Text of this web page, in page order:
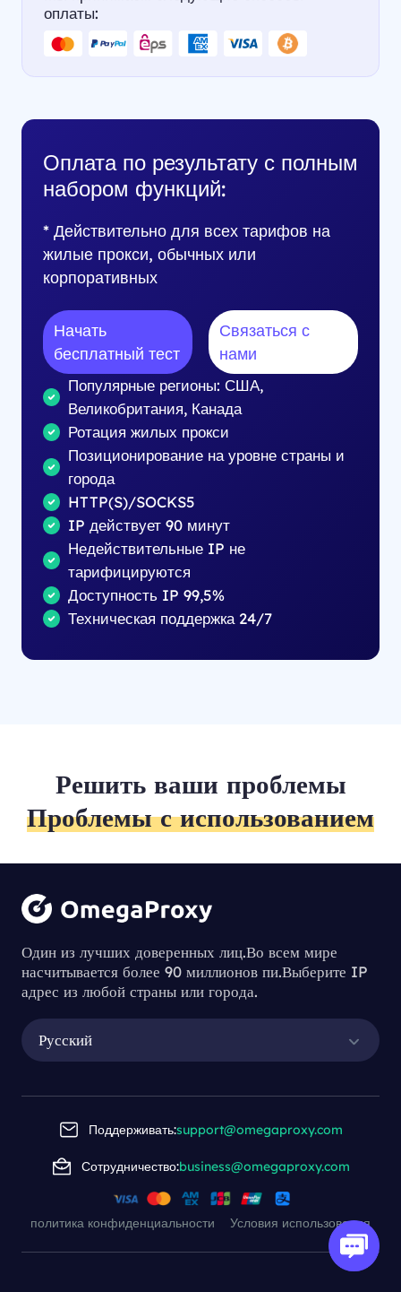
оплаты:
Оплата по результату с полным
набором функций:
* Действительно для всех тарифов на
жилые прокси, обычных или
корпоративных
Начать
бесплатный тест
Связаться с
нами
Популярные регионы: США,
Великобритания, Канада
Ротация жилых прокси
Позиционирование на уровне страны и
города
HTTP(S)/SOCKS5
IP действует 90 минут
Недействительные IP не
тарифицируются
Доступность IP 99,5%
Техническая поддержка 24/7
Решить ваши проблемы
Проблемы с использованием
Один из лучших доверенных лиц.Во всем мире
насчитывается более 90 миллионов пи.Выберите IP
адрес из любой страны или города.
Русский
Поддерживать:support@omegaproxy.com
Сотрудничество:business@omegaproxy.com
политика конфиденциальности Условия использования